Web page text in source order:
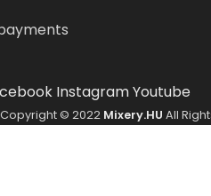
InstagramYoutube
Copyright © 2022 Mixery.HU All